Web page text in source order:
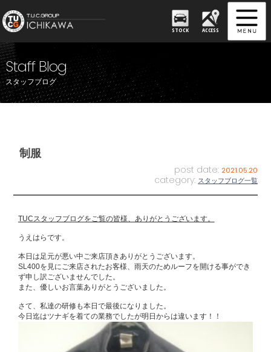
STOCK ACCESS
Staff Blog
スタッフブログ
制服
post date: 2021.05.20
category: スタッフブログ一覧
TUCスタッフブログをご覧の皆様、ありがとうございます。
うえはらです。
本日は足元が悪い中ご来店頂きありがとうございます。
SL400を見にご来店されたお客様、雨天のためルーフを開ける事ができ
ず申し訳ございませんでした。
また、優しいお言葉ありがとうございました。
さて、私達の研修も本日で最後になりました。
今日迄はツナギを着ての業務でしたが明日からは違います！！